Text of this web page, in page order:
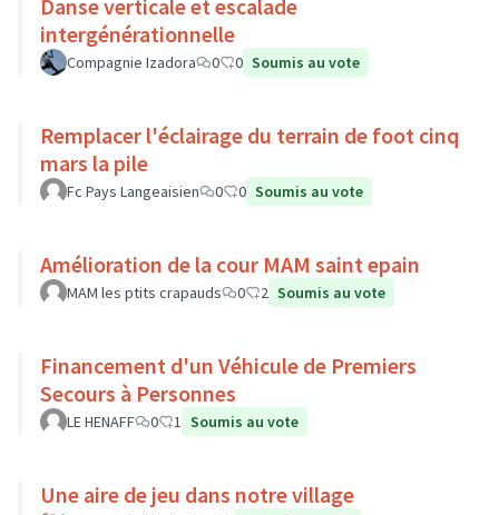
Danse verticale et escalade
intergénérationnelle
Compagnie Izadora 0 0 Soumis au vote
Remplacer l'éclairage du terrain de foot cinq
mars la pile
Fc Pays Langeaisien 0 0 Soumis au vote
Amélioration de la cour MAM saint epain
MAM les ptits crapauds 0 2 Soumis au vote
Financement d'un Véhicule de Premiers
Secours à Personnes
LE HENAFF 0 1 Soumis au vote
Une aire de jeu dans notre village